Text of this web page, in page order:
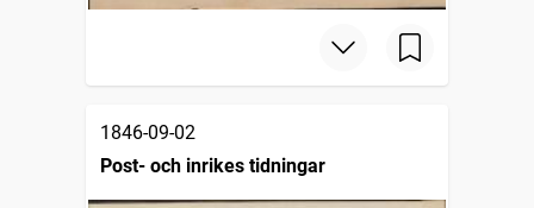
1846-09-02
Post- och inrikes tidningar